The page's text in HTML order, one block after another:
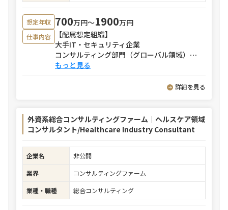
想定年収 700万円〜1900万円
仕事内容
【配属想定組織】
大手IT・セキュリティ企業
コンサルティング部門（グローバル領域） ⋯
もっと見る
詳細を見る
外資系総合コンサルティングファーム｜ヘルスケア領域
コンサルタント/Healthcare Industry Consultant
企業名
非公開
業界
コンサルティングファーム
業種・職種
総合コンサルティング